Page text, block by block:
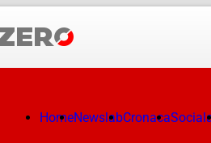
HomeNewslabCronaca